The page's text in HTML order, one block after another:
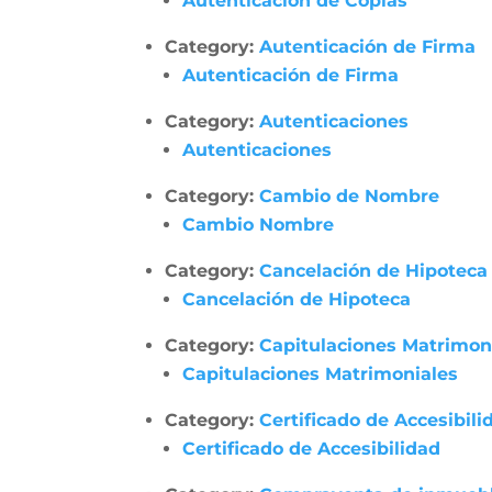
Category:Autenticación de Firma
Autenticación de Firma
Category:Autenticaciones
Autenticaciones
Category:Cambio de Nombre
Cambio Nombre
Category:Cancelación de Hipoteca
Cancelación de Hipoteca
Category:Capitulaciones
Capitulaciones Matrimoniales
Category:Certificado de
Certificado de Accesibilidad